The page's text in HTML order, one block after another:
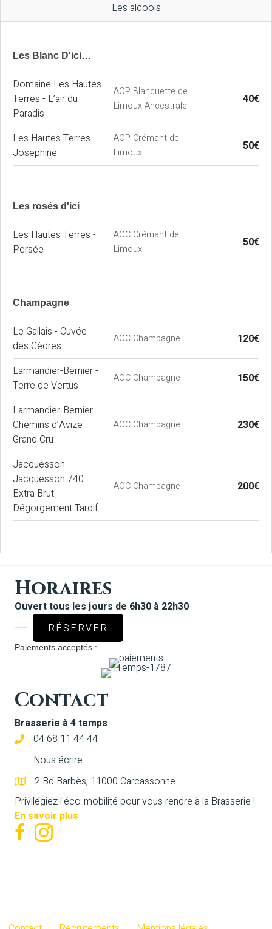
Les alcools
Les Blanc D'ici…
Domaine Les Hautes
Terres - L’air du
Paradis
AOP Blanquette de
Limoux Ancestrale
40€
Les Hautes Terres -
Josephine
AOP Crémant de
Limoux
50€
Les rosés d'ici
Les Hautes Terres -
Persée
AOC Crémant de
Limoux
50€
Champagne
Le Gallais - Cuvée
des Cèdres
AOC Champagne 120€
Larmandier-Bernier -
Terre de Vertus
AOC Champagne 150€
Larmandier-Bernier -
Chemins d’Avize
Grand Cru
AOC Champagne 230€
Jacquesson -
Jacquesson 740
Extra Brut
Dégorgement Tardif
AOC Champagne 200€
Horaires
Ouvert tous les jours de 6h30 à 22h30
RÉSERVER
Paiements acceptés :
Contact
Brasserie à 4 temps
04 68 11 44 44
Nous écrire
2 Bd Barbès, 11000 Carcassonne
Privilégiez l'éco-mobilité pour vous rendre à la Brasserie !
En savoir plus